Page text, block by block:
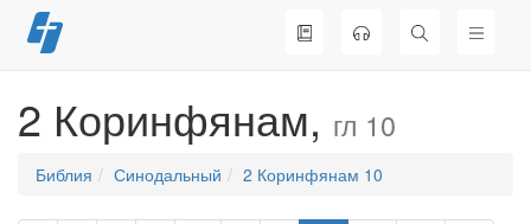
Перейти
к
2 Коринфянам, гл 10
Библия Синодальный 2 Коринфянам 10